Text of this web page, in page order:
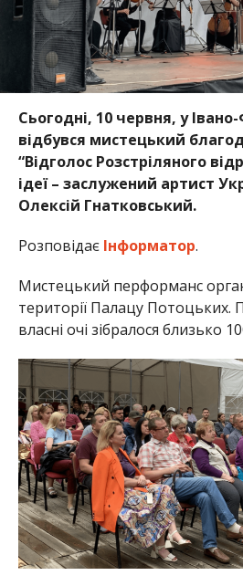
Сьогодні, 10 червня, у
відбувся мистецький
“Відголос Розстріляного
ідеї – заслужений артист
Олексій Гнатковський.
Розповідає Інформатор.
Мистецький перформанс
території Палацу Потоцьких.
власні очі зібралося близько